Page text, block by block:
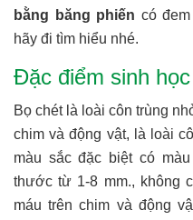
bằng băng phiến có
hãy đi tìm hiểu nhé.
Đặc điểm sinh học
Bọ chét là loài côn trùng
chim và động vật, là loài
màu sắc đặc biệt có
thước từ 1-8 mm., không
máu trên chim và động